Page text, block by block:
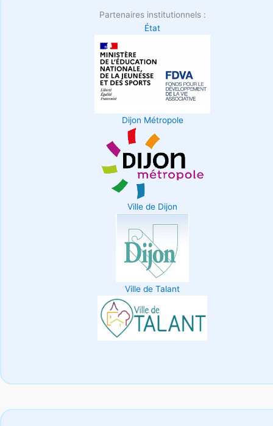
Partenaires institutionnels :
État
Dijon Métropole
Ville de Dijon
Ville de Talant